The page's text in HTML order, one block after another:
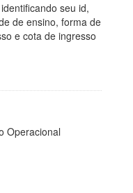
seu id,
de ensino, forma de
e cota de ingresso
Operacional